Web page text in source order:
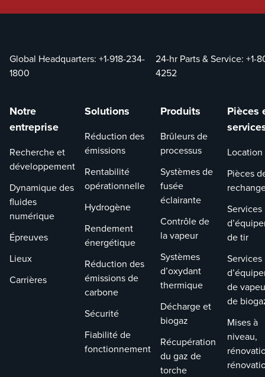
Global Headquarters: +1-918-234-
1800
24-hr Parts & Service: +1-
4252
Notre
entreprise
Recherche et
développement
Dynamique des
fluides
numérique
Épreuves
Lieux
Carrières
Solutions
Réduction des
émissions
Rentabilité
opérationnelle
Hydrogène
Rendement
énergétique
Réduction des
émissions de
carbone
Sécurité
Fiabilité de
fonctionnement
Produits
Brûleurs de
processus
Systèmes de
fusée
éclairante
Contrôle de
la vapeur
Systèmes
d’oxydant
thermique
Décharge et
biogaz
Récupération
du gaz de
torche
Pièces
Location
Pièces
Services
de tir
Services
de
de
Mises à
niveau,